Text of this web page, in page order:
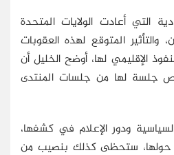
التي أعادت الولايات المتحدة
والتأثير المتوقع لهذه العقوبات
الإقليمي لها، أوضح الخليل أن
جلسة لها من جلسات المنتدى
ودور الإعلام في كشفها،
حولها، ستحظى كذلك بنصيب من